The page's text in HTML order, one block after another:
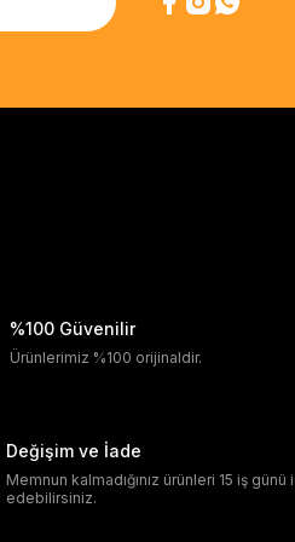
%100 Güvenilir
Ürünlerimiz %100 orijinaldir.
Değişim ve İade
Memnun kalmadığınız ürünleri 15 iş
edebilirsiniz.